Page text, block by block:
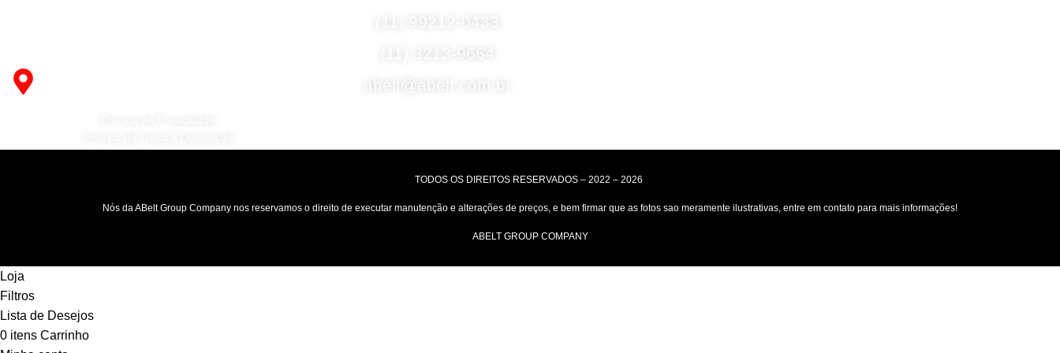
(11) 3213-9664
abelt@abelt.com.br
TODOS OS DIREITOS RESERVADOS – 2022 – 2026
Nós da ABelt Group Company nos reservamos o direito de executar manutenção e alterações de preços, e bem firmar que as fotos sao meramente ilustrativas, entre em contato para mais informações!
ABELT GROUP COMPANY
Loja
Filtros
Lista de Desejos
0 itens Carrinho